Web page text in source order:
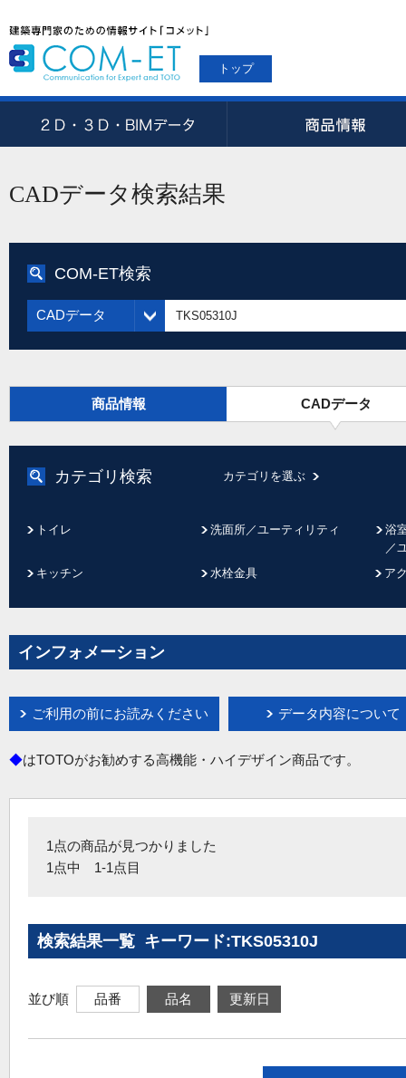
トップ
CADデータ検索結果
COM-ET検索
CADデータ
商品情報 CADデータ
カテゴリ検索 カテゴリを選ぶ
トイレ 洗面所／ユーティリティ
浴
／
キッチン
水栓金具 ア
インフォメーション
ご利用の前にお読みください データ内容について
◆はTOTOがお勧めする高機能・ハイデザイン商品です。
1点の商品が見つかりました
1点中 1-1点目
検索結果一覧 キーワード:TKS05310J
並び順 品番 品名 更新日